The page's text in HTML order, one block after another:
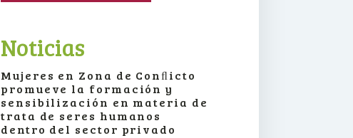
Noticias
Mujeres en Zona de Conﬂicto
promueve la formación y
sensibilización en materia de
trata de seres humanos
dentro del sector privado